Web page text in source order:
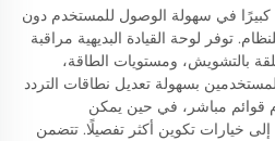
كبيرًا في سهولة الوصول للمستخدم دون
توفر لوحة القيادة البديهية مراقبة
بالتشويش، ومستويات الطاقة،
بسهولة تعديل نطاقات التردد
قوائم مباشر، في حين يمكن
خيارات تكوين أكثر تفصيلًا. تتضمن